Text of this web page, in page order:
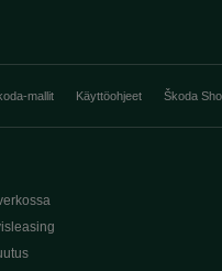
mallit Käyttöohjeet Škoda